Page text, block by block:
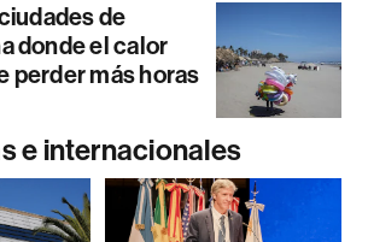
de
donde el calor
perder más horas
e internacionales